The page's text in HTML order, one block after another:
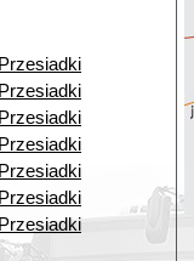
Przesiadki
Przesiadki
Przesiadki
Przesiadki
Przesiadki
Przesiadki
Przesiadki